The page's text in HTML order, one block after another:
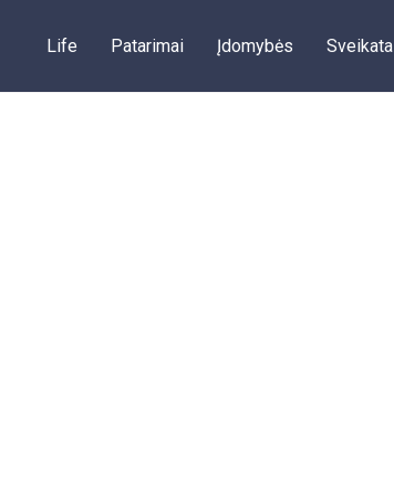
Life Patarimai Įdomybės Sveikata